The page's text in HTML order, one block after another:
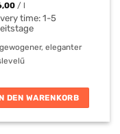
/ l
time:1-5
eleganter
DEN WARENKORB